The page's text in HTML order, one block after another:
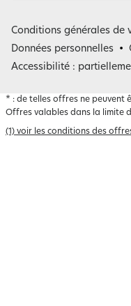
Belgique
Conditions générales de
Données personnelles
Accessibilité :
* : de telles offres ne peuvent
Offres valables dans la limite
(1) voir les conditions des